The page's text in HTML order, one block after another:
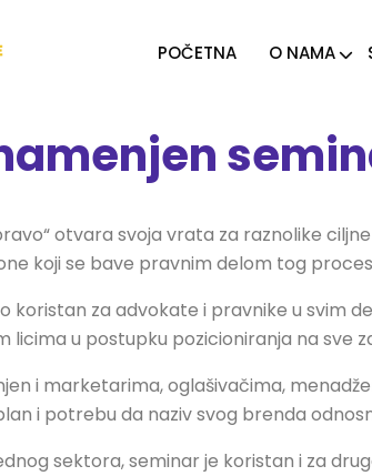
POČETNA O NAMA
otvara svoja vrata za raznolike
koji se bave pravnim delom tog
koristan za advokate i pravnike u svim
licima u postupku pozicioniranja na sve
i marketarima, oglašivačima,
i potrebu da naziv svog brenda
sektora, seminar je koristan i za